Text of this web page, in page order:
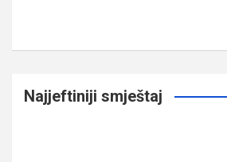
Najjeftiniji smještaj